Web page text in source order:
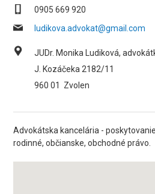
0905 669 920
ludikova.advokat@gmail.com
JUDr. Monika Ludiková,
J. Kozáčeka 2182/11
960 01
Zvolen
Advokátska kancelária -
rodinné, občianske, obchodné právo.